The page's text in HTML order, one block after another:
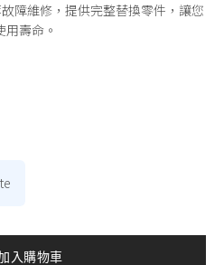
障維修，提供完整替換零件，讓您
壽命。
入購物車